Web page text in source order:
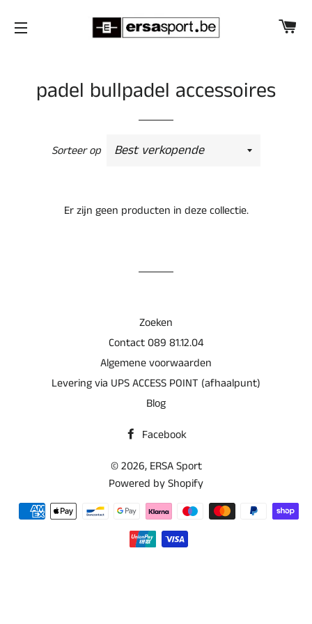
padel bullpadel accessoires
Sorteer op
Er zijn geen producten in deze collectie.
Zoeken
Contact 089 81.12.04
Algemene voorwaarden
Levering via UPS ACCESS POINT (afhaalpunt)
Blog
Facebook
© 2026, ERSA Sport
Powered by Shopify
Betaalmethoden